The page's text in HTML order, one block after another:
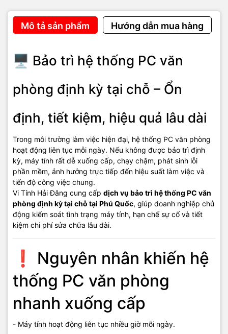
Mô tả sản phẩm Hướng dẫn mua hàng
🖥️ Bảo trì hệ thống PC văn
phòng định kỳ tại chỗ – Ổn
định, tiết kiệm, hiệu quả lâu dài
Trong môi trường làm việc hiện đại, hệ thống PC văn phòng
hoạt động liên tục mỗi ngày. Nếu không được bảo trì định
kỳ, máy tính rất dễ xuống cấp, chạy chậm, phát sinh lỗi
phần mềm, ảnh hưởng trực tiếp đến hiệu suất làm việc và
tiến độ công việc chung.
Vi Tính Hải Đăng cung cấp dịch vụ bảo trì hệ thống PC văn
phòng định kỳ tại chỗ tại Phú Quốc, giúp doanh nghiệp chủ
động kiểm soát tình trạng máy tính, hạn chế sự cố và tiết
kiệm chi phí sửa chữa lâu dài.
❗ Nguyên nhân khiến hệ
thống PC văn phòng
nhanh xuống cấp
- Máy tính hoạt động liên tục nhiều giờ mỗi ngày.
- Xử lý lỗi trực tiếp tại chỗ, hạn chế gián đoạn công việc.
- Tư vấn nâng cấp linh kiện khi cần thiết.
🏢Dịch vụ bảo trì hệ thống
PC văn phòng tại Vi Tính
Hải Đăng
- Bảo trì hệ thống PC văn phòng định kỳ tại chỗ.
- Kiểm tra, vệ sinh và tối ưu hiệu suất máy tính.
- Khắc phục nhanh các lỗi phát sinh trong quá trình sử dụng.
- Hỗ trợ tận nơi cho công ty, cửa hàng, doanh nghiệp.
- Nhận giao – nhận PC khi cần xử lý chuyên sâu.
✅ Cam kết dịch vụ
Bảo trì đúng kỹ thuật, đúng quy trình.
Phát hiện sớm và xử lý triệt để các lỗi tiềm ẩn.
Không làm gián đoạn công việc văn phòng.
Báo giá rõ ràng, minh bạch.
Hỗ trợ nhanh khi phát sinh sự cố ngoài kế hoạch.
Uy tín – Trung thực – Hiệu quả tại Phú Quốc.